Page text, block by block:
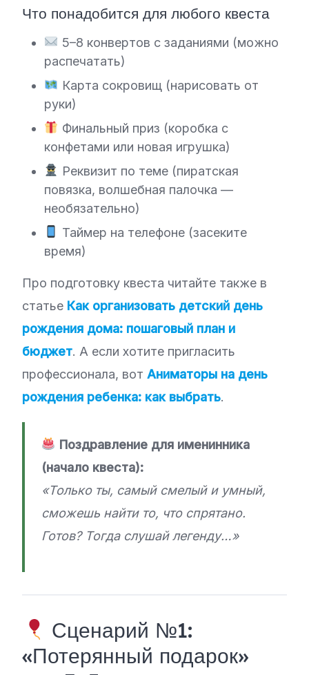
Что понадобится для любого квеста
5–8 конвертов с заданиями (можно
распечатать)
Карта сокровищ (нарисовать от
руки)
Финальный приз (коробка с
конфетами или новая игрушка)
Реквизит по теме (пиратская
повязка, волшебная палочка —
необязательно)
Таймер на телефоне (засеките
время)
Про подготовку квеста читайте также в
статье Как организовать детский день
рождения дома: пошаговый план и
бюджет. А если хотите пригласить
профессионала, вот Аниматоры на день
рождения ребенка: как выбрать.
Поздравление для именинника
(начало квеста):
«Только ты, самый смелый и умный,
сможешь найти то, что спрятано.
Готов? Тогда слушай легенду…»
Сценарий №1:
«Потерянный подарок»